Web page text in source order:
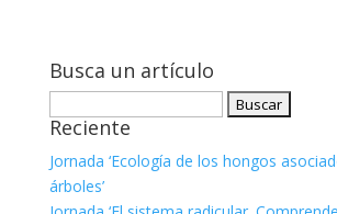
Busca un artículo
Reciente
Jornada ‘Ecología de los hongos
árboles’